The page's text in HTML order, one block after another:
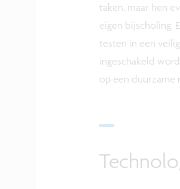
taken, maar hen
eigen bijscholing.
testen in een
ingeschakeld
op een duurzame